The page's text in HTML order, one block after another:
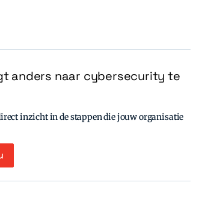
anders naar cybersecurity te
inzicht in de stappen die jouw organisatie